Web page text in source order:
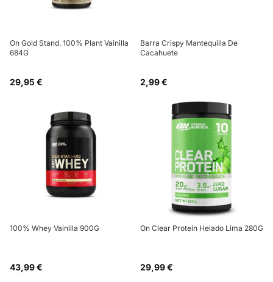
On Gold Stand. 100% Plant Vainilla
684G
29,95 €
Barra Crispy Mantequilla De
Cacahuete
2,99 €
100% Whey Vainilla 900G
43,99 €
On Clear Protein Helado Lima 280G
29,99 €